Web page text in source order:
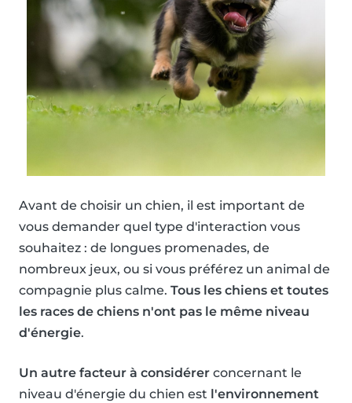
Avant de choisir un chien, il est important de
vous demander quel type d'interaction vous
souhaitez : de longues promenades, de
nombreux jeux, ou si vous préférez un animal de
compagnie plus calme. Tous les chiens et toutes
les races de chiens n'ont pas le même niveau
d'énergie.
Un autre facteur à considérer concernant le
niveau d'énergie du chien est l'environnement